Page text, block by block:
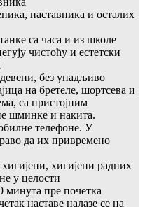
наставника и осталих
са часа и из школе
чистоћу и естетски
без упадљиво
на бретеле, шортсева и
са пристојним
шминке и накита.
телефоне. У
да их привремено
хигијени радних
у целости
минута пре почетка
наставе налазе се на